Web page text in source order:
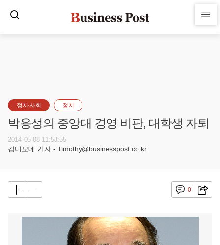
정치·사회 정치
박용성의 중앙대 경영 비판, 대학생 자퇴
2014-05-08 11:58:55
김디모데 기자 - Timothy@businesspost.co.kr
0